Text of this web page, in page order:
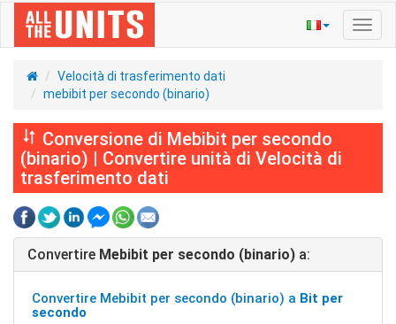
Velocità di trasferimento dati
mebibit per secondo (binario)
Conversione di Mebibit per secondo
(binario) | Convertire unità di Velocità di
trasferimento dati
Convertire Mebibit per secondo (binario) a:
Convertire Mebibit per secondo (binario) a Bit per
secondo